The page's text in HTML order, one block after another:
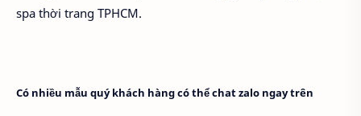
spa thời trang TPHCM.
Có nhiều mẫu quý khách hàng có thể chat zalo ngay trên